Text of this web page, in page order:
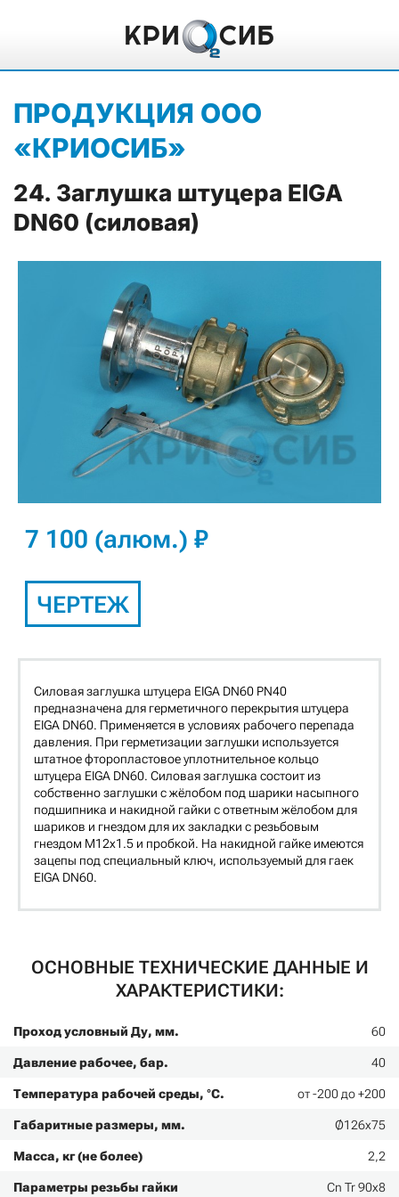
ПРОДУКЦИЯ ООО
«КРИОСИБ»
24. Заглушка штуцера EIGA
DN60 (силовая)
7 100 (алюм.) ₽
ЧЕРТЕЖ
Силовая заглушка штуцера EIGA DN60 PN40
предназначена для герметичного перекрытия штуцера
EIGA DN60. Применяется в условиях рабочего перепада
давления. При герметизации заглушки используется
штатное фторопластовое уплотнительное кольцо
штуцера EIGA DN60. Силовая заглушка состоит из
собственно заглушки с жёлобом под шарики насыпного
подшипника и накидной гайки с ответным жёлобом для
шариков и гнездом для их закладки с резьбовым
гнездом М12х1.5 и пробкой. На накидной гайке имеются
зацепы под специальный ключ, используемый для гаек
EIGA DN60.
ОСНОВНЫЕ ТЕХНИЧЕСКИЕ ДАННЫЕ И
ХАРАКТЕРИСТИКИ:
Проход условный Ду, мм. 60
Давление рабочее, бар. 40
Температура рабочей среды, °С. от -200 до +200
Габаритные размеры, мм. Ø126х75
Масса, кг (не более) 2,2
Параметры резьбы гайки Cn Tr 90x8